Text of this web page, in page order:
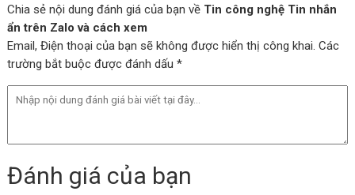
Chia sẻ nội dung đánh giá của bạn về Tin công nghệ Tin nhắn
ẩn trên Zalo và cách xem
Email, Điện thoại của bạn sẽ không được hiển thị công khai. Các
trường bắt buộc được đánh dấu *
Đánh giá của bạn